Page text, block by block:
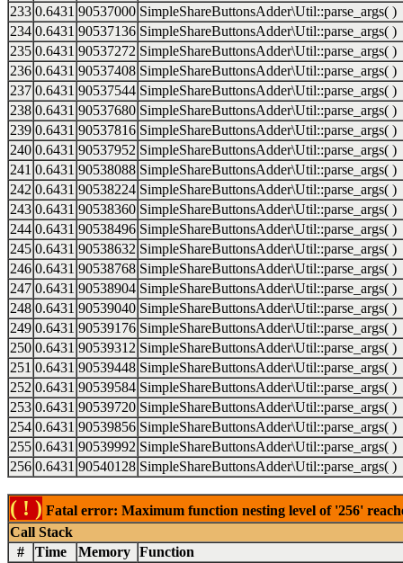
233 0.6431 90537000 SimpleShareButtonsAdder\Util::parse_args( )
234 0.6431 90537136 SimpleShareButtonsAdder\Util::parse_args( )
235 0.6431 90537272 SimpleShareButtonsAdder\Util::parse_args( )
236 0.6431 90537408 SimpleShareButtonsAdder\Util::parse_args( )
237 0.6431 90537544 SimpleShareButtonsAdder\Util::parse_args( )
238 0.6431 90537680 SimpleShareButtonsAdder\Util::parse_args( )
239 0.6431 90537816 SimpleShareButtonsAdder\Util::parse_args( )
240 0.6431 90537952 SimpleShareButtonsAdder\Util::parse_args( )
241 0.6431 90538088 SimpleShareButtonsAdder\Util::parse_args( )
242 0.6431 90538224 SimpleShareButtonsAdder\Util::parse_args( )
243 0.6431 90538360 SimpleShareButtonsAdder\Util::parse_args( )
244 0.6431 90538496 SimpleShareButtonsAdder\Util::parse_args( )
245 0.6431 90538632 SimpleShareButtonsAdder\Util::parse_args( )
246 0.6431 90538768 SimpleShareButtonsAdder\Util::parse_args( )
247 0.6431 90538904 SimpleShareButtonsAdder\Util::parse_args( )
248 0.6431 90539040 SimpleShareButtonsAdder\Util::parse_args( )
249 0.6431 90539176 SimpleShareButtonsAdder\Util::parse_args( )
250 0.6431 90539312 SimpleShareButtonsAdder\Util::parse_args( )
251 0.6431 90539448 SimpleShareButtonsAdder\Util::parse_args( )
252 0.6431 90539584 SimpleShareButtonsAdder\Util::parse_args( )
253 0.6431 90539720 SimpleShareButtonsAdder\Util::parse_args( )
254 0.6431 90539856 SimpleShareButtonsAdder\Util::parse_args( )
255 0.6431 90539992 SimpleShareButtonsAdder\Util::parse_args( )
256 0.6431 90540128 SimpleShareButtonsAdder\Util::parse_args( )
( ! ) Fatal error: Maximum function nesting level of '256'
Call Stack
#
Time Memory Function